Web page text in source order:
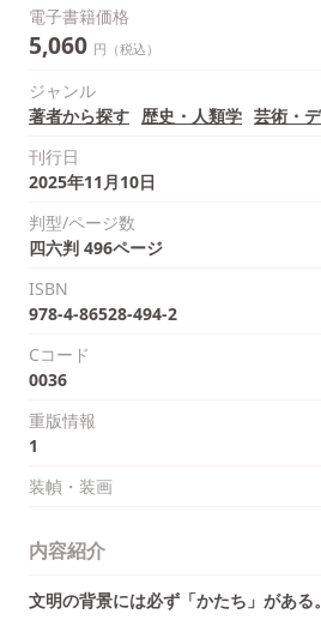
電子書籍価格
5,060 円（税込）
ジャンル
著者から探す 歴史・人類学 芸術・
刊行日
2025年11月10日
判型/ページ数
四六判 496ページ
ISBN
978-4-86528-494-2
Cコード
0036
重版情報
1
装幀・装画
内容紹介
文明の背景には必ず「かたち」がある。